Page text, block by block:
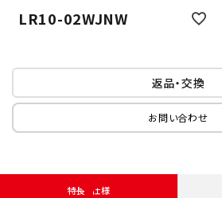
LR10-02WJNW
返品・交換
お問い合わせ
特長・仕様